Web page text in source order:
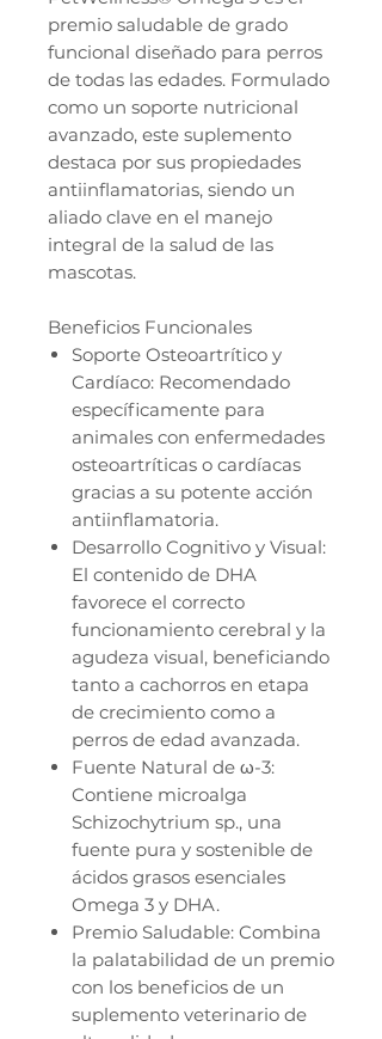
premio saludable de grado
funcional diseñado para perros
de todas las edades. Formulado
como un soporte nutricional
avanzado, este suplemento
destaca por sus propiedades
antiinflamatorias, siendo un
aliado clave en el manejo
integral de la salud de las
mascotas.
Beneficios Funcionales
Soporte Osteoartrítico y
Cardíaco: Recomendado
específicamente para
animales con enfermedades
osteoartríticas o cardíacas
gracias a su potente acción
antiinflamatoria.
Desarrollo Cognitivo y Visual:
El contenido de DHA
favorece el correcto
funcionamiento cerebral y la
agudeza visual, beneficiando
tanto a cachorros en etapa
de crecimiento como a
perros de edad avanzada.
Fuente Natural de ω-3:
Contiene microalga
Schizochytrium sp., una
fuente pura y sostenible de
ácidos grasos esenciales
Omega 3 y DHA.
Premio Saludable: Combina
la palatabilidad de un premio
con los beneficios de un
suplemento veterinario de